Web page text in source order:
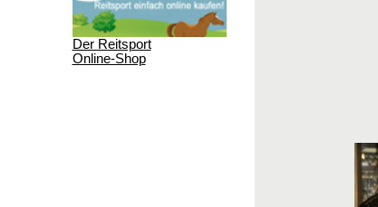
Der Reitsport
Online-Shop